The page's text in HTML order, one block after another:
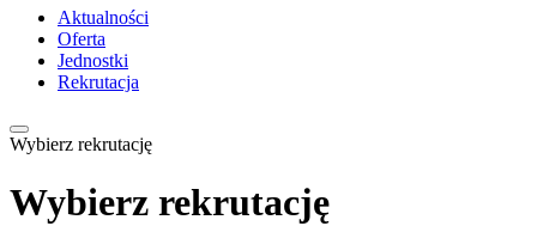
Aktualności
Oferta
Jednostki
Rekrutacja
Wybierz rekrutację
Wybierz rekrutację